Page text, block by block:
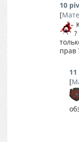
10
[
прав
11
[